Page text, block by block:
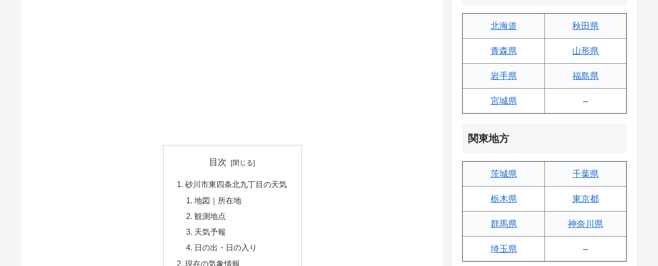
目次
砂川市東四条北九丁目の天気
地図｜所在地
観測地点
天気予報
日の出・日の入り
現在の気象情報
北海道 秋田県
青森県 山形県
岩手県 福島県
宮城県 –
関東地方
茨城県 千葉県
栃木県 東京都
群馬県 神奈川県
埼玉県 –